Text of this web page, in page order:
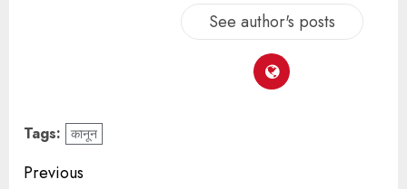
See author's posts
Tags: कानून
Previous